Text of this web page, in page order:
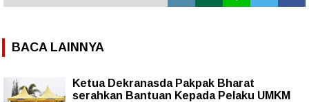
BACA LAINNYA
Ketua Dekranasda Pakpak Bharat
serahkan Bantuan Kepada Pelaku UMKM